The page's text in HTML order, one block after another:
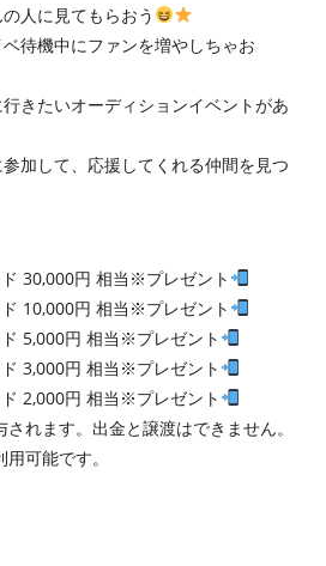
人に見てもらおう
待機中にファンを増やしちゃお
きたいオーディションイベントがあ
加して、応援してくれる仲間を見つ
30,000円 相当※プレゼント
10,000円 相当※プレゼント
5,000円 相当※プレゼント
3,000円 相当※プレゼント
2,000円 相当※プレゼント
れます。出金と譲渡はできません。
可能です。